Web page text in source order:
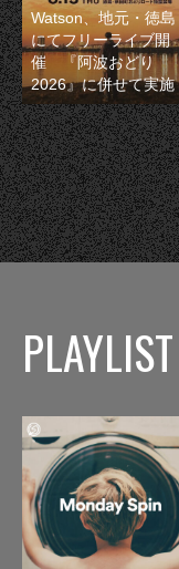
Watson、地元・徳島
にてフリーライブ開
催 『阿波おどり
2026』に併せて実施
PLAYLIST